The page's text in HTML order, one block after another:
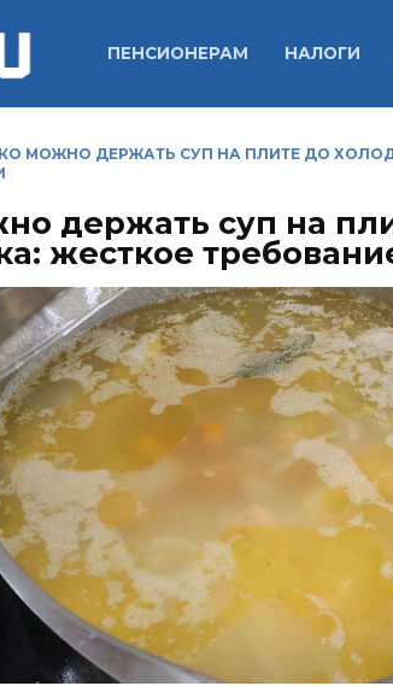
ПЕНСИОНЕРАМ НАЛОГИ
МОЖНО ДЕРЖАТЬ СУП НА ПЛИТЕ ДО
держать суп на
жесткое